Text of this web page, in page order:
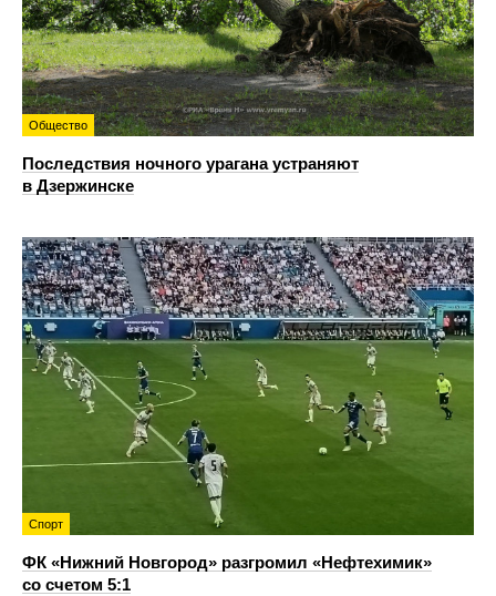
Общество
Последствия ночного урагана устраняют
в Дзержинске
Спорт
ФК «Нижний Новгород» разгромил «Нефтехимик»
со счетом 5:1